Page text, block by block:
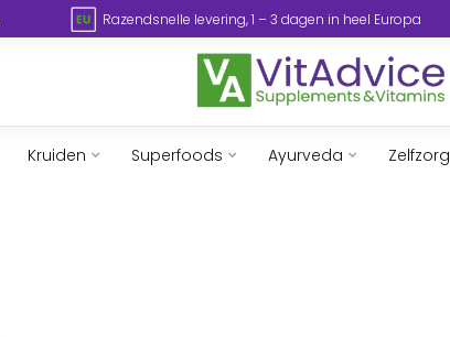
Razendsnelle levering, 1 – 3 dagen in heel Europa
Kruiden Superfoods Ayurveda Zelfzorg